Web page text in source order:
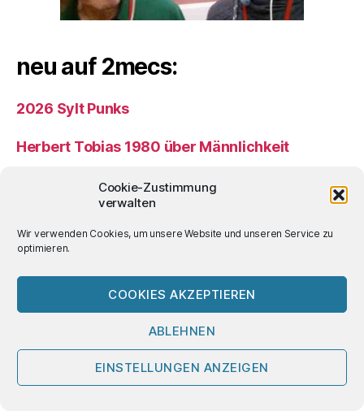
Cookie-Zustimmung
verwalten
Wir verwenden Cookies, um unsere Website und unseren Service zu
optimieren.
COOKIES AKZEPTIEREN
ABLEHNEN
EINSTELLUNGEN ANZEIGEN
neu auf 2mecs:
2026 Sylt Punks
Herbert Tobias 1980 über Männlichkeit
Der feurige Engel (Sergej Prokofjew) – Theater
Bremen 2025
Mein beinahe erstes Tattoo
das radikal Böse (Hannah Arendt 1951)
Schlagwörter
ACT UP Aktivismus Antifa